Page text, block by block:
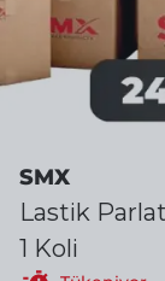
SMX
Lastik
1 Koli